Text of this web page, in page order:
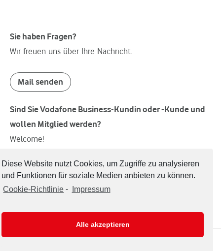
Diese Website nutzt Cookies, um Zugriffe zu analysieren
und Funktionen für soziale Medien anbieten zu können.
Cookie-Richtlinie - Impressum
Alle akzeptieren
Sie haben Fragen?
Wir freuen uns über Ihre Nachricht.
Mail senden
Sind Sie Vodafone Business-Kundin oder -Kunde und
wollen Mitglied werden?
Welcome!
Mitglied werden